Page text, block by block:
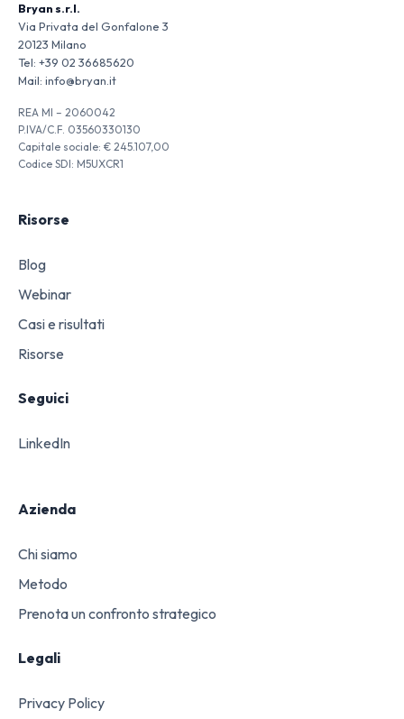
Bryan s.r.l.
Via Privata del Gonfalone 3
20123 Milano
Tel: +39 02 36685620
Mail: info@bryan.it
REA MI – 2060042
P.IVA/C.F. 03560330130
Capitale sociale: € 245.107,00
Codice SDI: M5UXCR1
Risorse
Blog
Webinar
Casi e risultati
Risorse
Seguici
LinkedIn
Azienda
Chi siamo
Metodo
Prenota un confronto strategico
Legali
Privacy Policy